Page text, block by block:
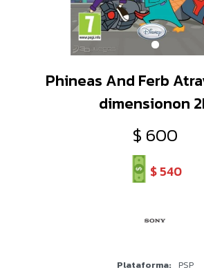
Phineas And Ferb
dimensionon
$ 600
$540
Plataforma
PSP